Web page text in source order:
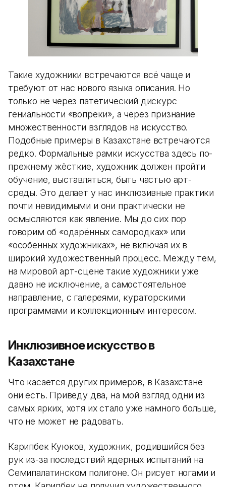
Такие художники встречаются всё чаще и
требуют от нас нового языка описания. Но
только не через патетический дискурс
гениальности «вопреки», а через признание
множественности взглядов на искусство.
Подобные примеры в Казахстане встречаются
редко. Формальные рамки искусства здесь по-
прежнему жёсткие, художник должен пройти
обучение, выставляться, быть частью арт-
среды. Это делает у нас инклюзивные практики
почти невидимыми и они практически не
осмысляются как явление. Мы до сих пор
говорим об «одарённых самородках» или
«особенных художниках», не включая их в
широкий художественный процесс. Между тем,
на мировой арт-сцене такие художники уже
давно не исключение, а самостоятельное
направление, с галереями, кураторскими
программами и коллекционным интересом.
Инклюзивное искусство в
Казахстане
Что касается других примеров, в Казахстане
они есть. Приведу два, на мой взгляд одни из
самых ярких, хотя их стало уже намного больше,
что не может не радовать.
Карипбек Куюков, художник, родившийся без
рук из-за последствий ядерных испытаний на
Семипалатинском полигоне. Он рисует ногами и